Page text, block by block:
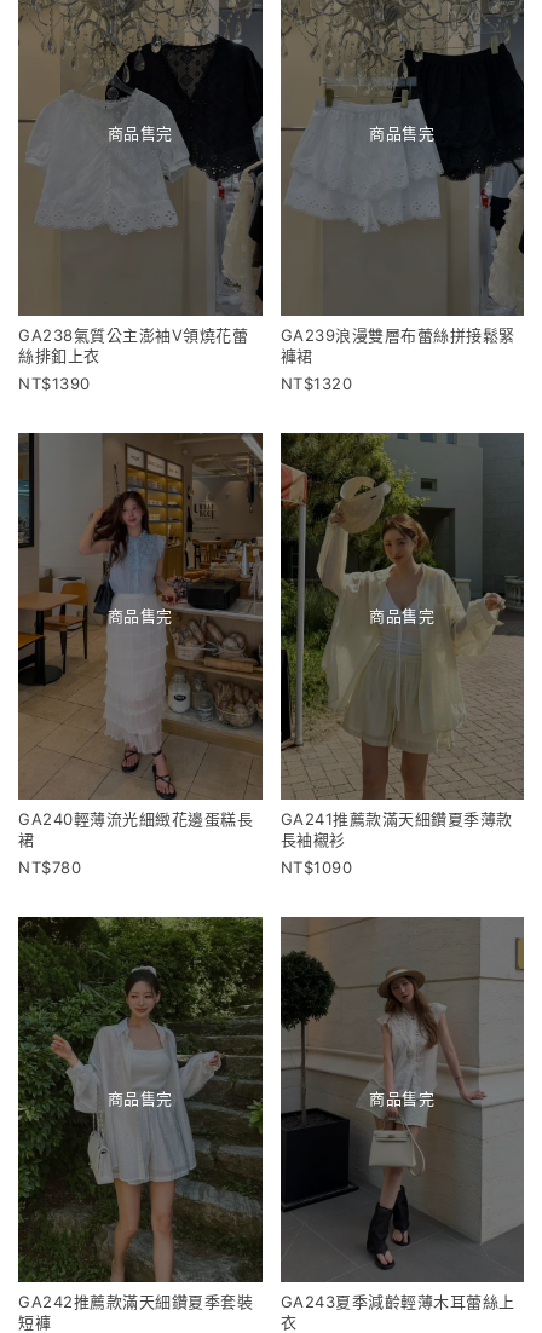
商品售完
GA238氣質公主澎袖V領燒花蕾
絲排釦上衣
1390
商品售完
GA239浪漫雙層布蕾絲拼接鬆緊
褲裙
1320
商品售完
GA240輕薄流光細緻花邊蛋糕長
裙
780
商品售完
GA241推薦款滿天細鑽夏季薄款
長袖襯衫
1090
商品售完
GA242推薦款滿天細鑽夏季套裝
短褲
商品售完
GA243夏季減齡輕薄木耳蕾絲上
衣